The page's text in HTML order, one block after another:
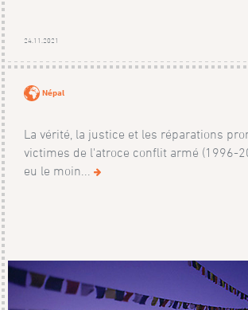
24.11.2021
Népal
La vérité, la justice et les réparations
victimes de l'atroce conflit armé (1996-
eu le moin...